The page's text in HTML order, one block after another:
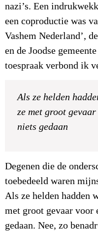
nazi’s. Een
een coproductie was
Vashem Nederland’,
en de Joodse
toespraak verbond ik
Als ze helden
ze met groot
niets gedaan
Degenen die de
toebedeeld waren
Als ze helden hadden
met groot gevaar voor
gedaan. Nee, zo